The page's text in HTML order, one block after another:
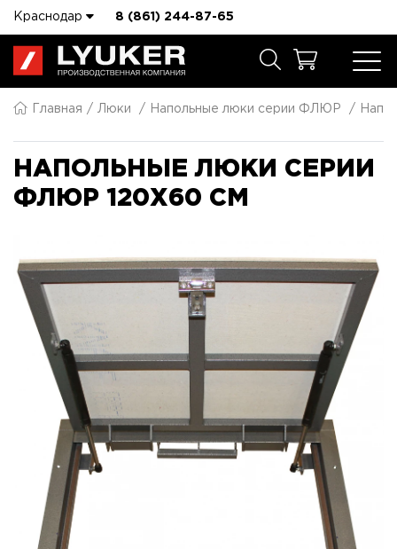
Краснодар 8 (861) 244-87-65
Главная Люки Напольные люки серии ФЛЮР
НАПОЛЬНЫЕ ЛЮКИ СЕРИИ
ФЛЮР 120X60 СМ